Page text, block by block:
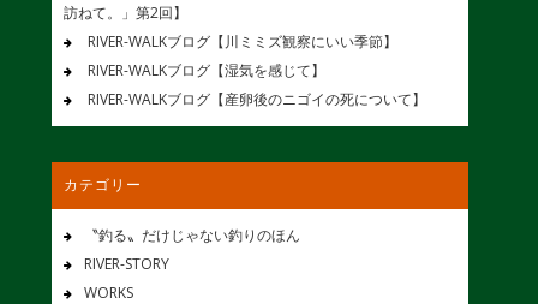
訪ねて。」第2回】
RIVER-WALKブログ【川ミミズ観察にいい季節】
RIVER-WALKブログ【湿気を感じて】
RIVER-WALKブログ【産卵後のニゴイの死について】
カテゴリー
〝釣る〟だけじゃない釣りのほん
RIVER-STORY
WORKS